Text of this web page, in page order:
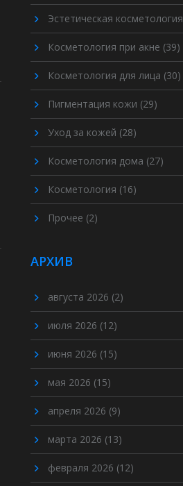
Эстетическая косметология
Косметология при акне (39)
Косметология для лица (30)
Пигментация кожи (29)
Уход за кожей (28)
Косметология дома (27)
Косметология (16)
Прочее (2)
АРХИВ
августа 2026 (2)
июля 2026 (12)
июня 2026 (15)
мая 2026 (15)
апреля 2026 (9)
марта 2026 (13)
февраля 2026 (12)